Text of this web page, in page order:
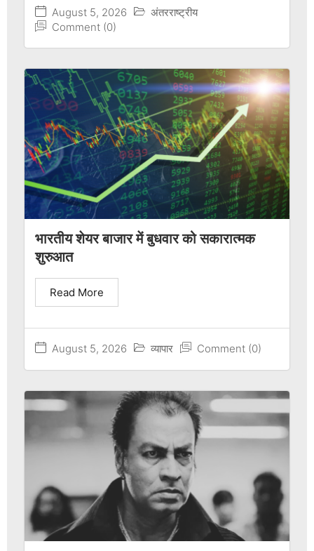
August 5, 2026
अंतरराष्ट्रीय
Comment (0)
भारतीय शेयर बाजार में बुधवार को सकारात्मक
शुरुआत
August 5, 2026 व्यापार Comment (0)
Read More